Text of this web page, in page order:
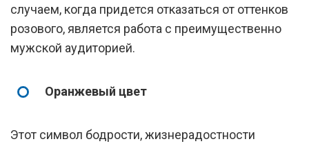
случаем, когда придется отказаться от оттенков
розового, является работа с преимущественно
мужской аудиторией.
Оранжевый цвет
Этот символ бодрости, жизнерадостности